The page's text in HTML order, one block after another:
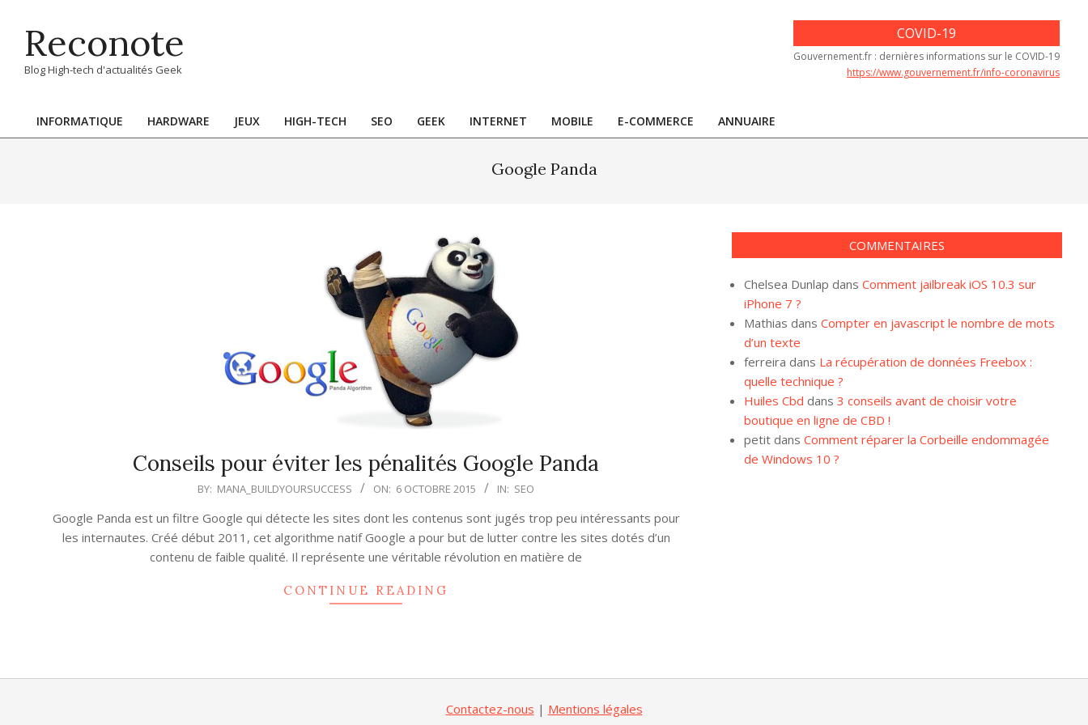
contentReconote
Blog High-tech d'actualités Geek
COVID-19
Gouvernement.fr : dernières informations sur le COVID-19
https://www.gouvernement.fr/info-coronavirus
Primary
INFORMATIQUE HARDWARE JEUX HIGH-TECH SEO GEEK INTERNET MOBILE E-COMMERCE ANNUAIRE
Google Panda
Conseils pour éviter les pénalités Google Panda
06
BY: MANA_BUILDYOURSUCCESS ON: 6 OCTOBRE 2015 IN: SEO
Google Panda est un filtre Google qui détecte les sites dont les contenus sont jugés trop peu intéressants pour
les internautes. Créé début 2011, cet algorithme natif Google a pour but de lutter contre les sites dotés d’un
contenu de faible qualité. Il représente une véritable révolution en matière de
CONTINUE READING
COMMENTAIRES
Chelsea Dunlap dans Comment jailbreak iOS 10.3 sur
iPhone 7 ?
Mathias dans Compter en javascript le nombre de mots
d’un texte
ferreira dans La récupération de données Freebox :
quelle technique ?
Huiles Cbd dans 3 conseils avant de choisir votre
boutique en ligne de CBD !
petit dans Comment réparer la Corbeille endommagée
de Windows 10 ?
Contactez-nous | Mentions légales